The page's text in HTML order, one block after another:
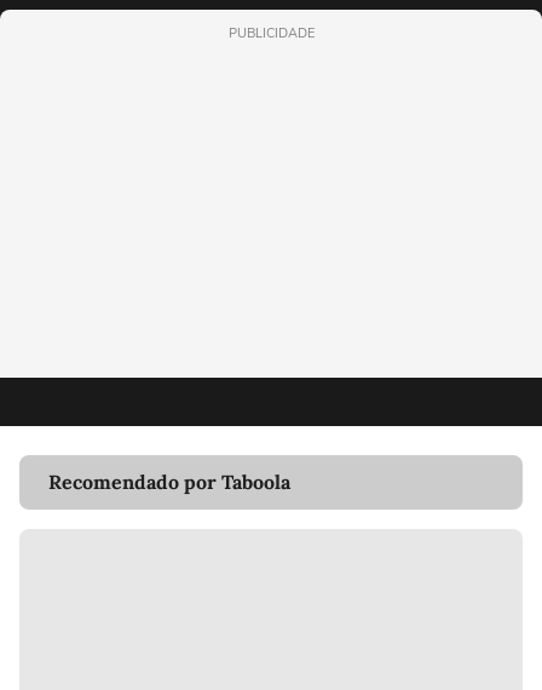
PUBLICIDADE
Recomendado por Taboola